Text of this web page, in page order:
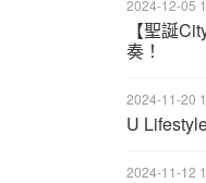
2024-12-05
【聖誕
奏！
2024-11-20
U
2024-11-12